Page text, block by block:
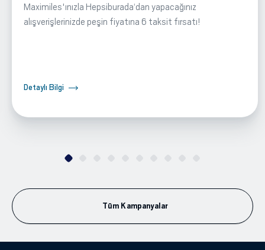
Maximiles'ınızla Hepsiburada‘dan yapacağınız
alışverişlerinizde peşin fiyatına 6 taksit fırsatı!
Detaylı Bilgi
Tüm Kampanyalar